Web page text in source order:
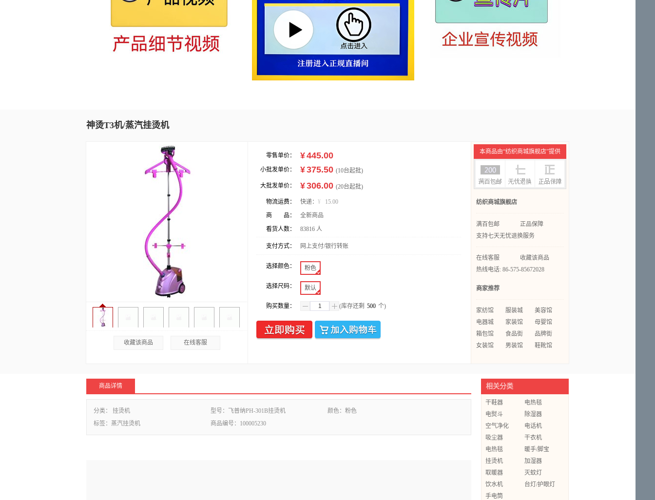
神烫T3机/蒸汽挂烫机
收藏该商品 在线客服
零售单价： ¥445.00
小批发单价： ¥375.50 (10台起批)
大批发单价： ¥306.00 (20台起批)
物流运费： 快递： ¥
15.00
商 品：
全新商品
看货人数：
83816 人
支付方式： 网上支付/银行转账
选择颜色： 粉色
选择尺码： 默认
购买数量： (库存还剩 500 个)
本商品由“纺织商城旗舰店”提供
纺织商城旗舰店
满百包邮
正品保障
支持七天无忧退换服务
在线客服
收藏该商品
热线电话: 86-575-85672028
商家推荐
家纺馆 服装城
美容馆
电器城
家装馆
母婴馆
箱包馆
食品街
品牌街
女装馆
男装馆 鞋靴馆
相关分类
干鞋器
电热毯
电熨斗
除湿器
空气净化
电话机
吸尘器
干衣机
电热毯
暖手/脚宝
挂烫机
加湿器
取暖器
灭蚊灯
饮水机
台灯/护眼灯
手电筒
商品详情
分类： 挂烫机 型号： 飞普纳PH-301B挂烫机 颜色： 粉色
标签： 蒸汽挂烫机 商品编号： 100005230